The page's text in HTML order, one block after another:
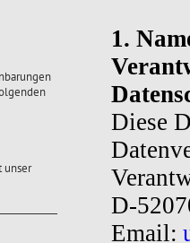
unser
1.
Diese
D-
Email: